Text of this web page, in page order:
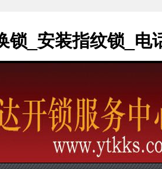
锁_安装指纹锁_电